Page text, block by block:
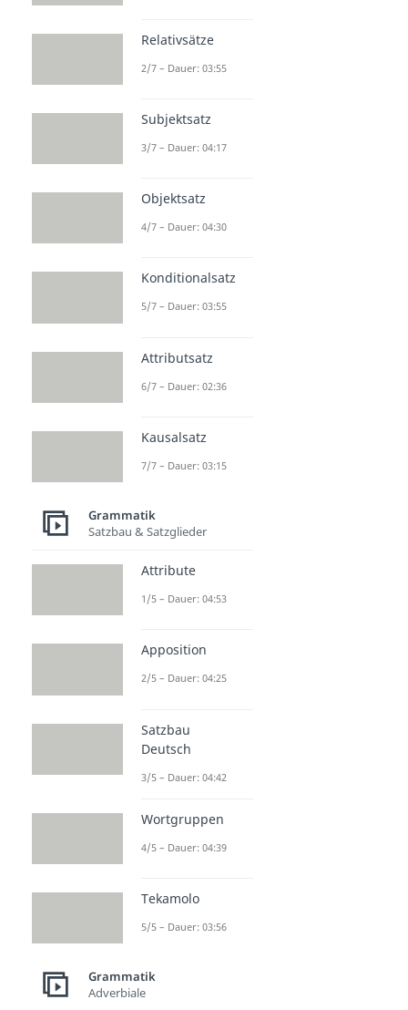
Relativsätze
2/7 – Dauer: 03:55
Subjektsatz
3/7 – Dauer: 04:17
Objektsatz
4/7 – Dauer: 04:30
Konditionalsatz
5/7 – Dauer: 03:55
Attributsatz
6/7 – Dauer: 02:36
Kausalsatz
7/7 – Dauer: 03:15
Grammatik
Satzbau & Satzglieder
Attribute
1/5 – Dauer: 04:53
Apposition
2/5 – Dauer: 04:25
Satzbau
Deutsch
3/5 – Dauer: 04:42
Wortgruppen
4/5 – Dauer: 04:39
Tekamolo
5/5 – Dauer: 03:56
Grammatik
Adverbiale